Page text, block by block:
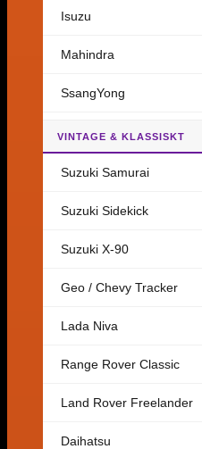
Isuzu
Mahindra
SsangYong
VINTAGE & KLASSISKT
Suzuki Samurai
Suzuki Sidekick
Suzuki X-90
Geo / Chevy Tracker
Lada Niva
Range Rover Classic
Land Rover Freelander
Daihatsu